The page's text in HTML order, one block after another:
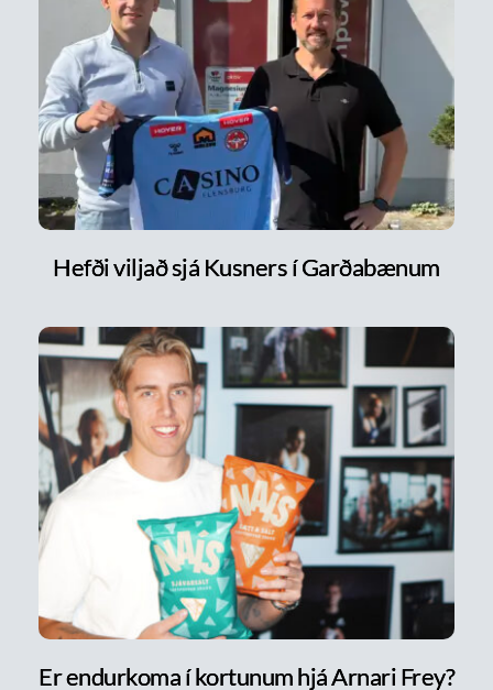
Hefði viljað sjá Kusners í Garðabænum
Er endurkoma í kortunum hjá Arnari Frey?